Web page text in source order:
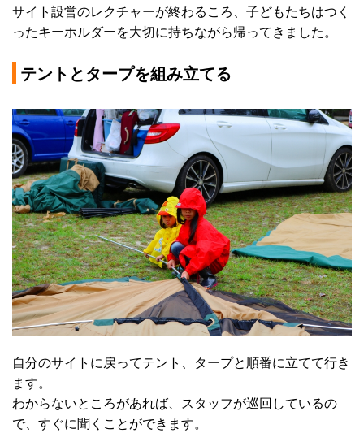
サイト設営のレクチャーが終わるころ、子どもたちはつく
ったキーホルダーを大切に持ちながら帰ってきました。
テントとタープを組み立てる
自分のサイトに戻ってテント、タープと順番に立てて行き
ます。
わからないところがあれば、スタッフが巡回しているの
で、すぐに聞くことができます。